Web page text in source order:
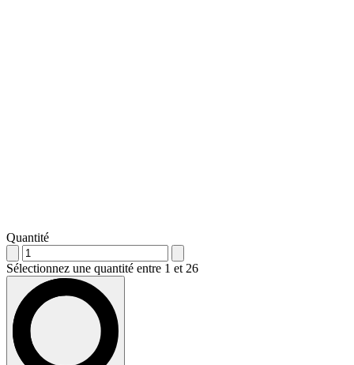
Quantité
Sélectionnez une quantité entre 1 et 26